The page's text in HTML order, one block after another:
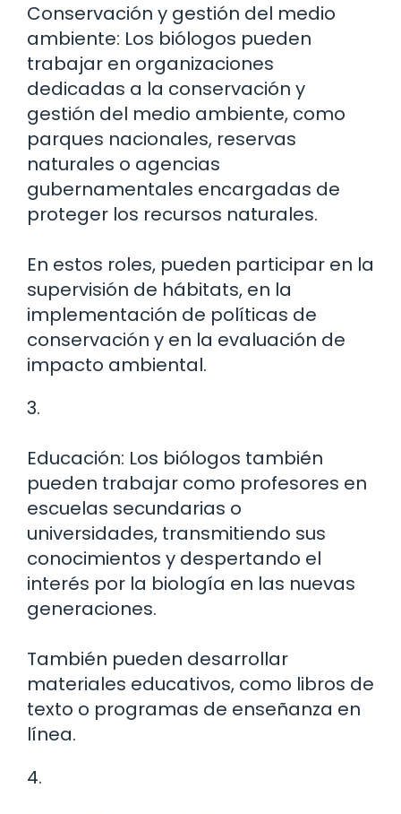
Conservación y gestión del medio
ambiente: Los biólogos pueden
trabajar en organizaciones
dedicadas a la conservación y
gestión del medio ambiente, como
parques nacionales, reservas
naturales o agencias
gubernamentales encargadas de
proteger los recursos naturales.
En estos roles, pueden participar en la
supervisión de hábitats, en la
implementación de políticas de
conservación y en la evaluación de
impacto ambiental.
3.
Educación: Los biólogos también
pueden trabajar como profesores en
escuelas secundarias o
universidades, transmitiendo sus
conocimientos y despertando el
interés por la biología en las nuevas
generaciones.
También pueden desarrollar
materiales educativos, como libros de
texto o programas de enseñanza en
línea.
4.